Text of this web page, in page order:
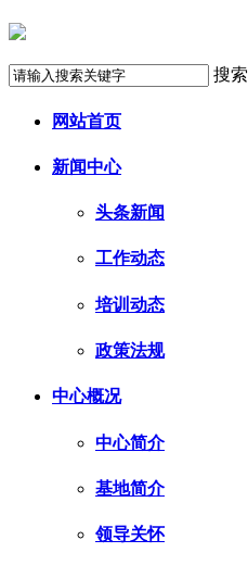
搜索
网站首页
新闻中心
头条新闻
工作动态
培训动态
政策法规
中心概况
中心简介
基地简介
领导关怀